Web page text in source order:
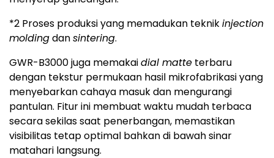
*2 Proses produksi yang memadukan teknikinjection
moldingdansintering.
GWR-B3000 juga memakaidial matte terbaru
dengan tekstur permukaan hasil mikrofabrikasi yang
menyebarkan cahaya masuk dan mengurangi
pantulan. Fitur ini membuat waktu mudah terbaca
secara sekilas saat penerbangan, memastikan
visibilitas tetap optimal bahkan di bawah sinar
matahari langsung.